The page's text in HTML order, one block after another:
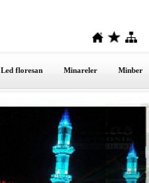
Led floresan Minareler Minber